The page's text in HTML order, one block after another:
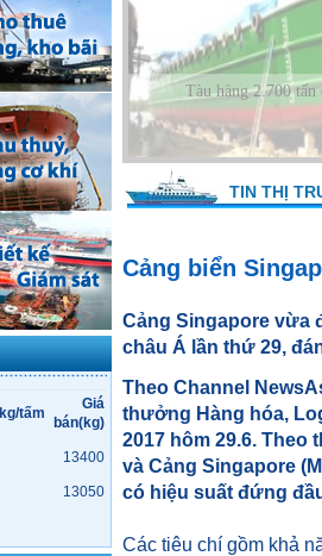
kg/tấm
Giá
bán(kg)
13400
13050
Tàu hàng 630 Tấn
TIN THỊ
Cảng biển
Cảng Singapore vừa
châu Á lần thứ 29,
Theo Channel
thưởng Hàng hóa,
2017 hôm 29.6. Theo
và Cảng Singapore
có hiệu suất đứng
Các tiêu chí gồm khả